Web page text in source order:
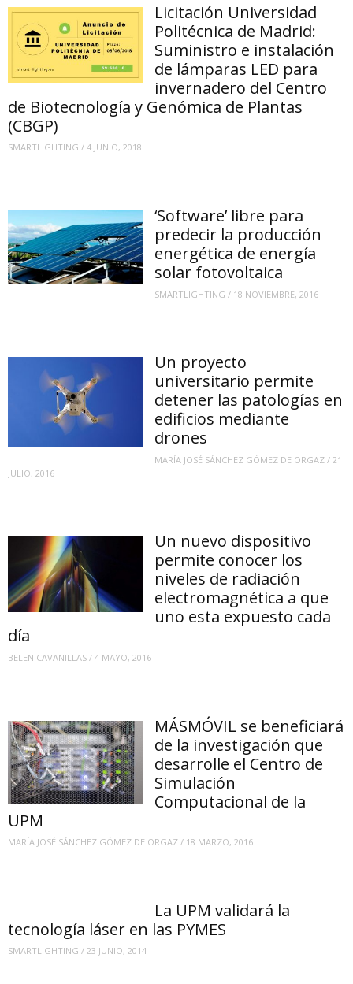
Licitación Universidad
Politécnica de Madrid:
Suministro e instalación
de lámparas LED para
invernadero del Centro
de Biotecnología y Genómica de Plantas
(CBGP)
SMARTLIGHTING / 4 JUNIO, 2018
‘Software’ libre para
predecir la producción
energética de energía
solar fotovoltaica
SMARTLIGHTING / 18 NOVIEMBRE, 2016
Un proyecto
universitario permite
detener las patologías en
edificios mediante
drones
MARÍA JOSÉ SÁNCHEZ GÓMEZ DE ORGAZ / 21
JULIO, 2016
Un nuevo dispositivo
permite conocer los
niveles de radiación
electromagnética a que
uno esta expuesto cada
día
BELEN CAVANILLAS / 4 MAYO, 2016
MÁSMÓVIL se beneficiará
de la investigación que
desarrolle el Centro de
Simulación
Computacional de la
UPM
MARÍA JOSÉ SÁNCHEZ GÓMEZ DE ORGAZ / 18 MARZO, 2016
La UPM validará la
tecnología láser en las PYMES
SMARTLIGHTING / 23 JUNIO, 2014